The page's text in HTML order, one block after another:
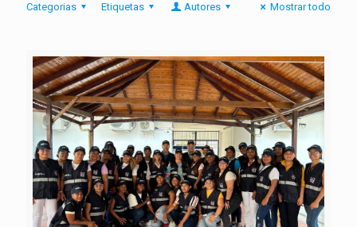
Categorias Etiquetas Autores Mostrar todo